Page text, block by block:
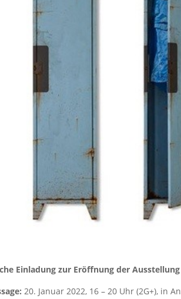
Einladung zur Eröffnung der Ausstellung
20. Januar 2022, 16 – 20 Uhr (2G+), in